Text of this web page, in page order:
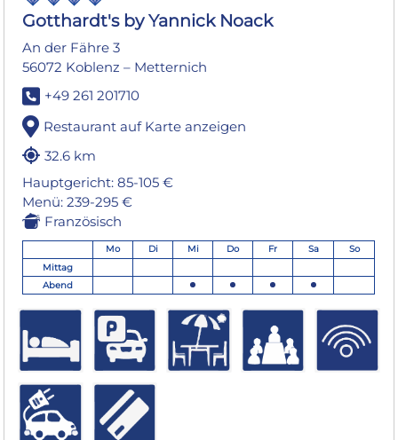
Gotthardt's by Yannick Noack
An der Fähre 3
56072 Koblenz – Metternich
+49 261 201710
Restaurant auf Karte anzeigen
32.6 km
Hauptgericht: 85-105 €
Menü: 239-295 €
Französisch
Mo Di Mi Do Fr Sa
So
Mittag
Abend